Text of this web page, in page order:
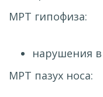
МРТ гипофиза:
нарушения
МРТ пазух носа: